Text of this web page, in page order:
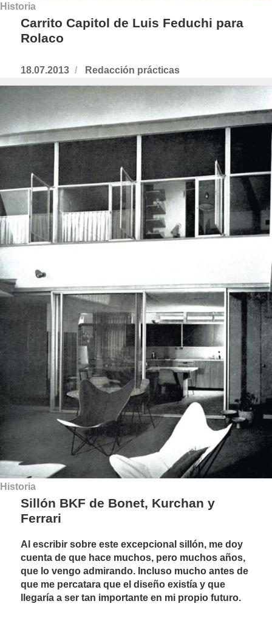
Historia
Carrito Capitol de Luis Feduchi para
Rolaco
Publicado
el
18.07.2013
https://www.experimenta.es/author/
practicas/
Redacción prácticas
Historia
Sillón BKF de Bonet, Kurchan y
Ferrari
Al escribir sobre este excepcional sillón, me doy
cuenta de que hace muchos, pero muchos años,
que lo vengo admirando. Incluso mucho antes de
que me percatara que el diseño existía y que
llegaría a ser tan importante en mi propio futuro.